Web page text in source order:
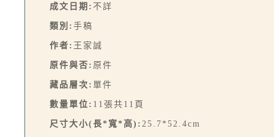
成文日期: 不詳
類別: 手稿
作者: 王家誠
原件與否: 原件
藏品層次: 單件
數量單位: 11張共11頁
尺寸大小(長*寬*高): 25.7*52.4cm